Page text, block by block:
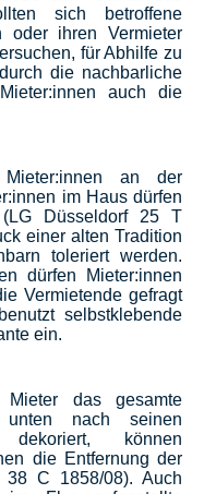
sich betroffene
oder ihren Vermieter
für Abhilfe zu
die nachbarliche
auch die
Mieter:innen an der
im Haus dürfen
Düsseldorf 25 T
einer alten Tradition
toleriert werden.
dürfen Mieter:innen
Vermietende gefragt
selbstklebende
ein.
das gesamte
nach seinen
dekoriert, können
die Entfernung der
38 C 1858/08). Auch